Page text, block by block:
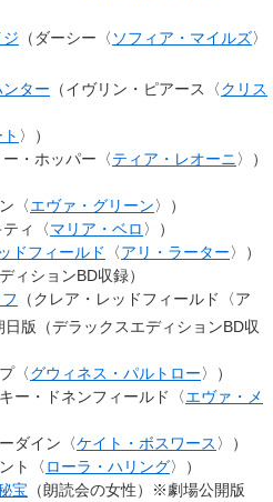
（ダーシー〈 ソフィア・マイルズ〉
ター （イヴリン・ピアース〈クリス
〉）
ー・ホッパー〈ティア・レオーニ 〉）
〈エヴァ・グリーン〉）
ティ〈マリア・ベロ 〉）
ドフィールド 〈アリ・ラーター〉）
ィションBD収録）
（クレア・レッドフィールド〈ア
版（デラックスエディションBD収
〈グウィネス・パルトロー〉）
キー・ドネンフィールド〈エヴァ・メ
ダイン〈ケイト・ボスワース 〉）
ト〈 ローラ・ハリング〉）
宝 （朗読会の女性）※劇場公開版